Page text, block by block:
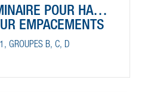
POUR HAUT
EMPACEMENTS
GROUPES B, C, D